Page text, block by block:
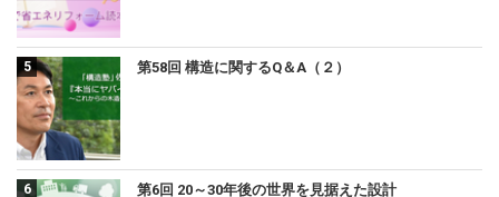
第58回 構造に関するQ＆A（２）
第6回 20～30年後の世界を見据えた設計